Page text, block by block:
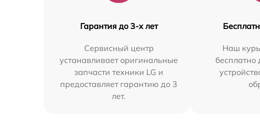
Гарантия до 3-х лет
Сервисный центр
устанавливает оригинальные
запчасти техники LG и
предоставляет гарантию до 3
лет.
Наш
бесплатно